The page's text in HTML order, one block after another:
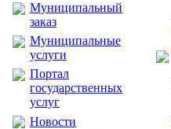
Муниципальный
заказ
Муниципальные
услуги
Портал
государственных
услуг
Новости